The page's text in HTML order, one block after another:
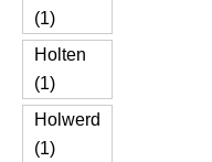
(1)
Holten
(1)
Holwerd
(1)